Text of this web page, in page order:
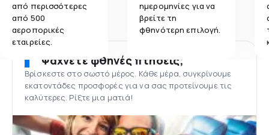
από περισσότερες
από 500
αεροπορικές
εταιρείες.
ημερομηνίες για να
βρείτε τη
φθηνότερη επιλογή.
Ψάχνετε φθηνές πτήσεις;
Βρίσκεστε στο σωστό μέρος. Κάθε μέρα, συγκρίνουμε
εκατοντάδες προσφορές για να σας προτείνουμε τις
καλύτερες. Ρίξτε μια ματιά!